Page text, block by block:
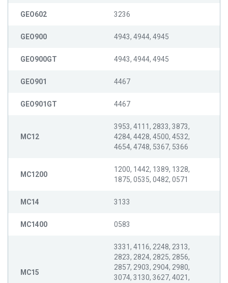
GEO602 3236
GEO900 4943, 4944, 4945
GEO900GT 4943, 4944, 4945
GEO901 4467
GEO901GT 4467
MC12
3953, 4111, 2833, 3873,
4284, 4428, 4500, 4532,
4654, 4748, 5367, 5366
MC1200
1200, 1442, 1389, 1328,
1875, 0535, 0482, 0571
MC14 3133
MC1400 0583
MC15
3331, 4116, 2248, 2313,
2823, 2824, 2825, 2856,
2857, 2903, 2904, 2980,
3074, 3130, 3627, 4021,